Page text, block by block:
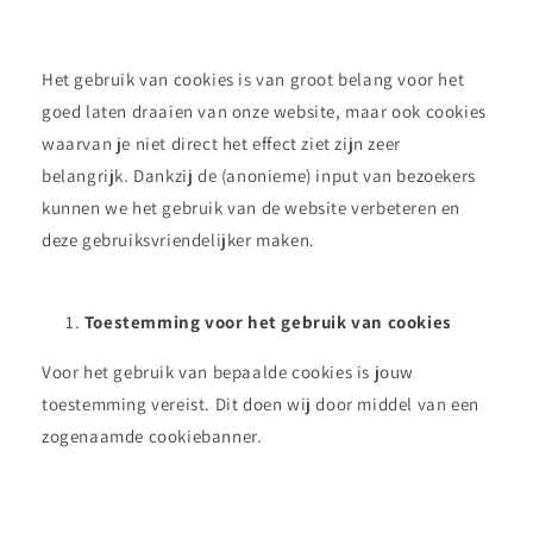
Het gebruik van cookies is van groot belang voor het
goed laten draaien van onze website, maar ook cookies
waarvan je niet direct het effect ziet zijn zeer
belangrijk. Dankzij de (anonieme) input van bezoekers
kunnen we het gebruik van de website verbeteren en
deze gebruiksvriendelijker maken.
Toestemming voor het gebruik van cookies
Voor het gebruik van bepaalde cookies is jouw
toestemming vereist. Dit doen wij door middel van een
zogenaamde cookiebanner.